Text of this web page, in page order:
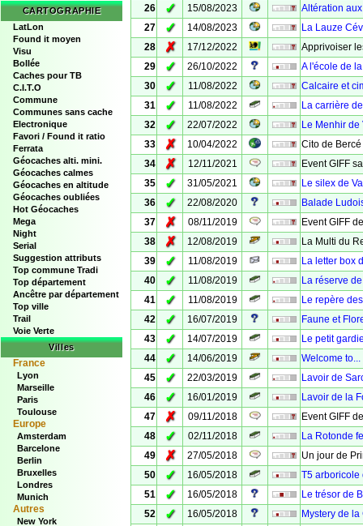
CARTOGRAPHIE
LatLon
Found it moyen
Visu
Bollée
Caches pour TB
C.I.T.O
Commune
Communes sans cache
Electronique
Favori / Found it ratio
Ferrata
Géocaches alti. mini.
Géocaches calmes
Géocaches en altitude
Géocaches oubliées
Hot Géocaches
Mega
Night
Serial
Suggestion attributs
Top commune Tradi
Top département
Ancêtre par département
Top ville
Trail
Voie Verte
Villes
France
Lyon
Marseille
Paris
Toulouse
Europe
Amsterdam
Barcelone
Berlin
Bruxelles
Londres
Munich
Autres
New York
26
✓ 15/08/2023
Altération
27
✓ 14/08/2023
La Lauze
28
✗ 17/12/2022
Apprivoiser
29
✓ 26/10/2022
A l'école de
30
✓ 11/08/2022
Calcaire et
31
✓ 11/08/2022
La carrière
32
✓ 22/07/2022
Le Menhir de
33
✗ 10/04/2022
Cito de
34
✗ 12/11/2021
Event GIFF
35
✓ 31/05/2021
Le silex de
36
✓ 22/08/2020
Balade
37
✗ 08/11/2019
Event GIFF
38
✗ 12/08/2019
La Multi du
39
✓ 11/08/2019
La letter box
40
✓ 11/08/2019
La réserve
41
✓ 11/08/2019
Le repère
42
✓ 16/07/2019
Faune et
43
✓ 14/07/2019
Le petit
44
✓ 14/06/2019
Welcome
45
✓ 22/03/2019
Lavoir de
46
✓ 16/01/2019
Lavoir de la
47
✗ 09/11/2018
Event GIFF
48
✓ 02/11/2018
La Rotonde
49
✗ 27/05/2018
Un jour de
50
✓ 16/05/2018
T5 arboricole
51
✓ 16/05/2018
Le trésor de
52
✓ 16/05/2018
Mystery de la